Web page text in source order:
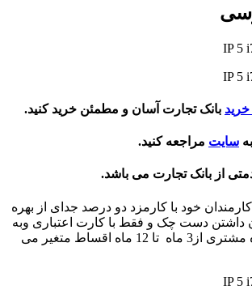
بانک تجارت آسان و مطمئن خرید کنید.
سایت مراجعه کنید.
از بانک تجارت می باشد.
خود با کارمزد دو درصد جدای از بهره
داشتن دست چک و فقط با کارت اعتباری وبه
صورت دلخواه مشتری از3 ماه تا 12 ماه اقساط متغیر می